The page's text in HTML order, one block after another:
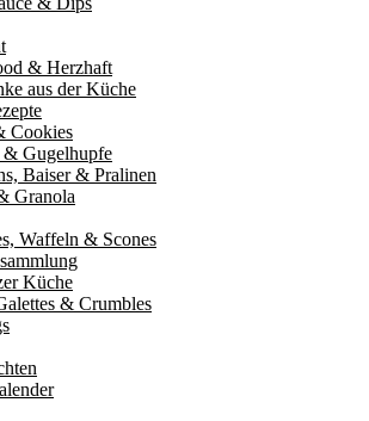
& Herzhaft
aus der Küche
Cookies
Gugelhupfe
Baiser & Pralinen
Granola
Waffeln & Scones
Küche
& Crumbles